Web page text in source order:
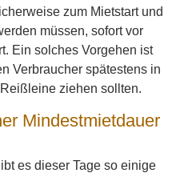
zum Mietstart und
müssen, sofort vor
Ein solches Vorgehen ist
Verbraucher spätestens in
ziehen sollten.
Mindestmietdauer
es dieser Tage so einige